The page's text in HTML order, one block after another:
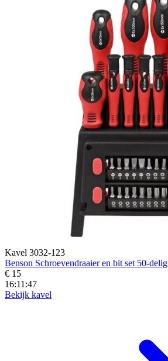
Kavel 3032-123
Benson Schroevendraaier en bit set 50-delig
€ 15
16:11:45
Bekijk kavel